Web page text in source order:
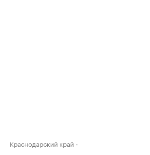
Краснодарский край